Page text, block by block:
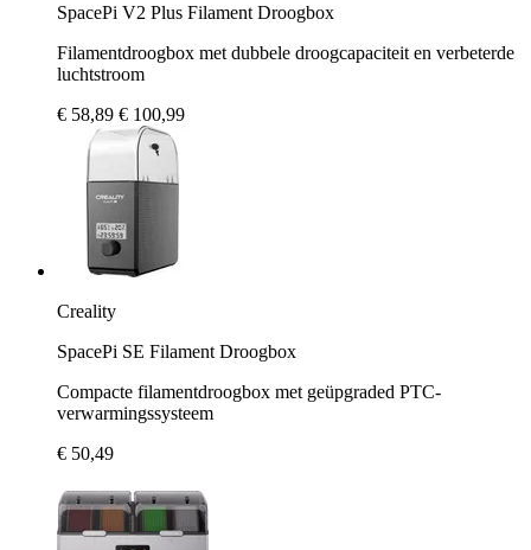
SpacePi V2 Plus Filament Droogbox
Filamentdroogbox met dubbele droogcapaciteit en verbeterde
luchtstroom
€ 58,89 € 100,99
Creality
SpacePi SE Filament Droogbox
Compacte filamentdroogbox met geüpgraded PTC-
verwarmingssysteem
€ 50,49